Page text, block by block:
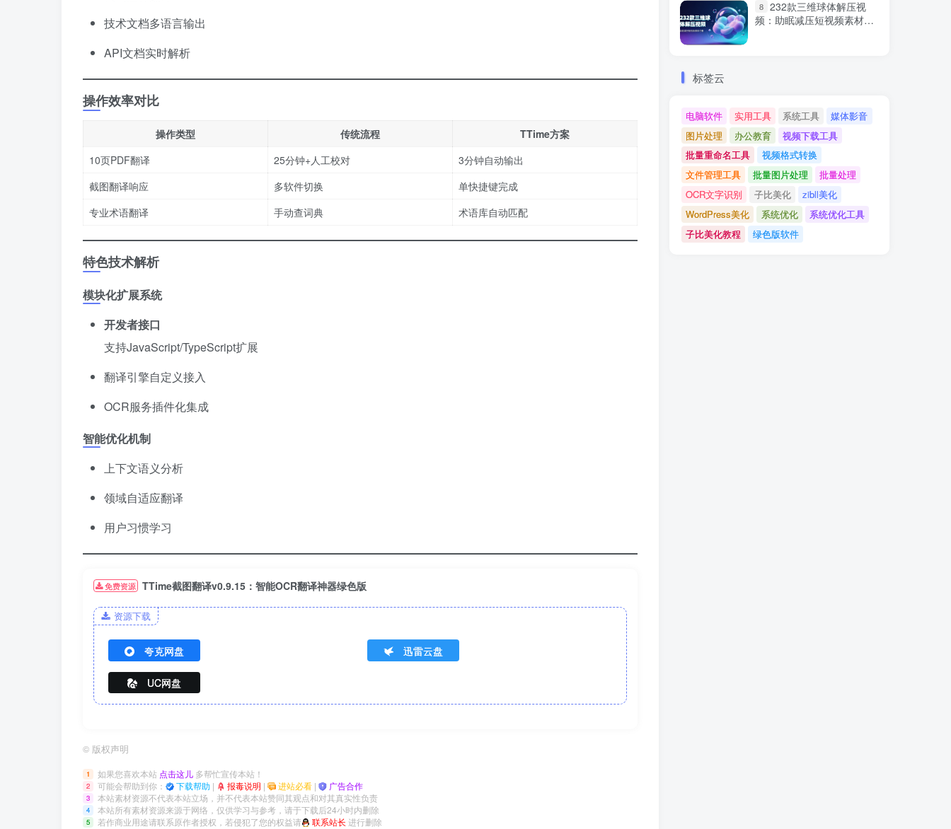
技术文档多语言输出
API文档实时解析
操作效率对比
操作类型 传统流程
TTime方案
10页PDF翻译
25分钟+人工校对
3分钟自动输出
截图翻译响应
多软件切换
单快捷键完成
专业术语翻译
手动查词典 术语库自动匹配
特色技术解析
模块化扩展系统
开发者接口
支持JavaScript/TypeScript扩展
翻译引擎自定义接入
OCR服务插件化集成
智能优化机制
上下文语义分析
领域自适应翻译
用户习惯学习
免费资源 TTime截图翻译v0.9.15：智能OCR翻译神器绿色版
资源下载
夸克网盘 迅雷云盘
UC网盘
© 版权声明
1 如果您喜欢本站 点击这儿 多帮忙宣传本站！
2 可能会帮助到你： 下载帮助 | 报毒说明 | 进站必看 | 广告合作
3 本站素材资源不代表本站立场，并不代表本站赞同其观点和对其真实性负责
4 本站所有素材资源来源于网络，仅供学习与参考，请于下载后24小时内删除
5 若作商业用途请联系原作者授权，若侵犯了您的权益请 联系站长 进行删除
8 232款三维球体解压视
频：助眠减压短视频素材合
标签云
电脑软件 实用工具 系统工具
媒体影音
图片处理
办公教育
视频下载工具
批量重命名工具
视频格式转换
文件管理工具
批量图片处理
批量处理
OCR文字识别
子比美化
zibll美化
WordPress美化
系统优化
系统优化工具
子比美化教程
绿色版软件